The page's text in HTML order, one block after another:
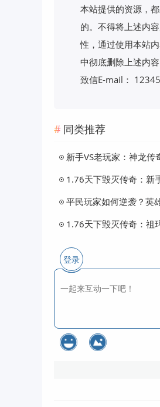
本站提供的资源，
的。不得将上述内
性，通过使用本站
中彻底删除上述内
致信E-mail：
同类推荐
登录